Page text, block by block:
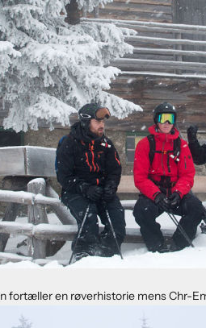
fortæller en røverhistorie mens Chr-